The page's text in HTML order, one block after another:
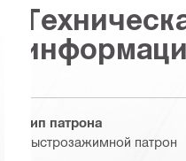
Тип патрона
Быстрозажимной патрон